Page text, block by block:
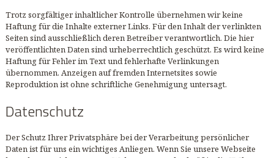
Trotz sorgfältiger inhaltlicher Kontrolle übernehmen wir keine
Haftung für die Inhalte externer Links. Für den Inhalt der verlinkten
Seiten sind ausschließlich deren Betreiber verantwortlich. Die hier
veröffentlichten Daten sind urheberrechtlich geschützt. Es wird keine
Haftung für Fehler im Text und fehlerhafte Verlinkungen
übernommen. Anzeigen auf fremden Internetsites sowie
Reproduktion ist ohne schriftliche Genehmigung untersagt.
Datenschutz
Der Schutz Ihrer Privatsphäre bei der Verarbeitung persönlicher
Daten ist für uns ein wichtiges Anliegen. Wenn Sie unsere Webseite